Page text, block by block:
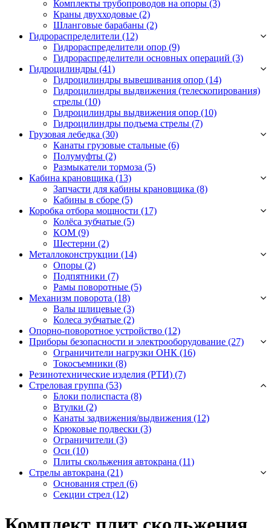
Комплекты трубопроводов на опоры (3)
Краны двухходовые (2)
Шланговые барабаны (2)
Гидрораспределители (12)
Гидрораспределители опор (9)
Гидрораспределители основных операций (3)
Гидроцилиндры (41)
Гидроцилиндры вывешивания опор (14)
Гидроцилиндры выдвижения (телескопирования)
стрелы (10)
Гидроцилиндры выдвижения опор (10)
Гидроцилиндры подъема стрелы (7)
Грузовая лебедка (30)
Канаты грузовые стальные (6)
Полумуфты (2)
Размыкатели тормоза (5)
Кабина крановщика (13)
Запчасти для кабины крановщика (8)
Кабины в сборе (5)
Коробка отбора мощности (17)
Колёса зубчатые (5)
КОМ (9)
Шестерни (2)
Металлоконструкции (14)
Опоры (2)
Подпятники (7)
Рамы поворотные (5)
Механизм поворота (18)
Валы шлицевые (3)
Колеса зубчатые (2)
Опорно-поворотное устройство (12)
Приборы безопасности и электрооборудование (27)
Ограничители нагрузки ОНК (16)
Токосъемники (8)
Резинотехнические изделия (РТИ) (7)
Стреловая группа (53)
Блоки полиспаста (8)
Втулки (2)
Канаты задвижения/выдвижения (12)
Крюковые подвески (3)
Ограничители (3)
Оси (10)
Плиты скольжения автокрана (11)
Стрелы автокрана (21)
Основания стрел (6)
Секции стрел (12)